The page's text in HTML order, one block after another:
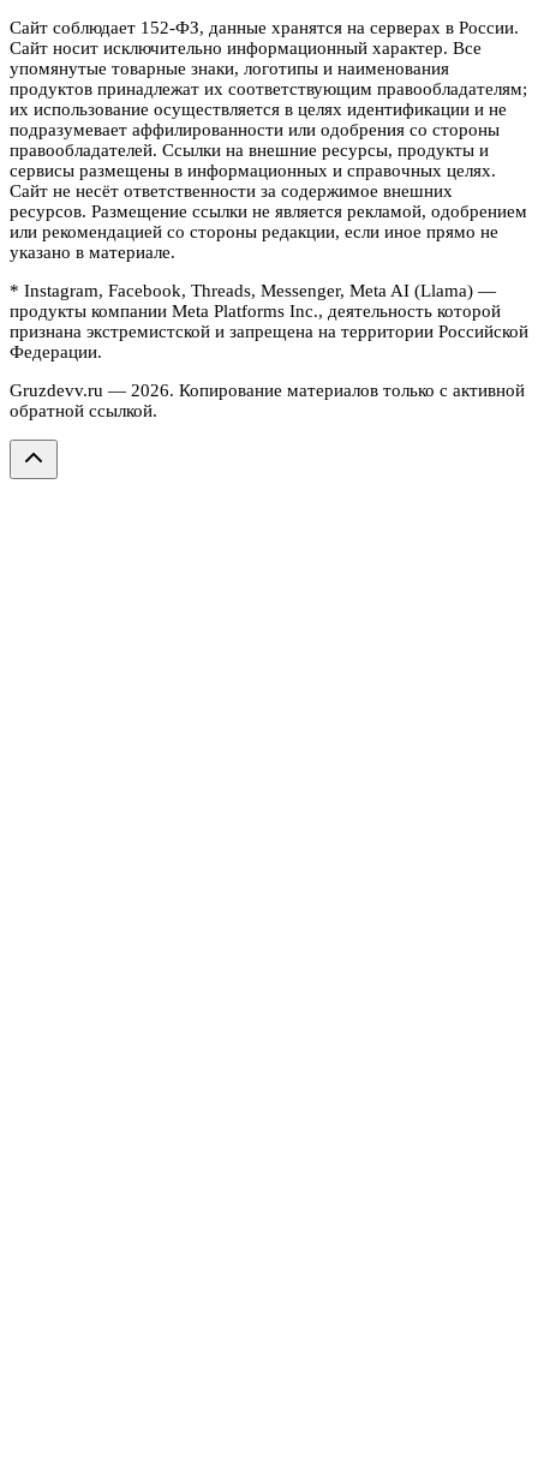
Сайт соблюдает 152-ФЗ, данные хранятся на серверах в России.
Сайт носит исключительно информационный характер. Все
упомянутые товарные знаки, логотипы и наименования
продуктов принадлежат их соответствующим правообладателям;
их использование осуществляется в целях идентификации и не
подразумевает аффилированности или одобрения со стороны
правообладателей. Ссылки на внешние ресурсы, продукты и
сервисы размещены в информационных и справочных целях.
Сайт не несёт ответственности за содержимое внешних
ресурсов. Размещение ссылки не является рекламой, одобрением
или рекомендацией со стороны редакции, если иное прямо не
указано в материале.
* Instagram, Facebook, Threads, Messenger, Meta AI (Llama) —
продукты компании Meta Platforms Inc., деятельность которой
признана экстремистской и запрещена на территории Российской
Федерации.
Gruzdevv.ru — 2026. Копирование материалов только с активной
обратной ссылкой.